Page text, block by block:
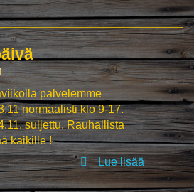
palvelemme
normaalisti klo 9-17.
suljettu. Rauhallista
kaikille !
Lue lisää